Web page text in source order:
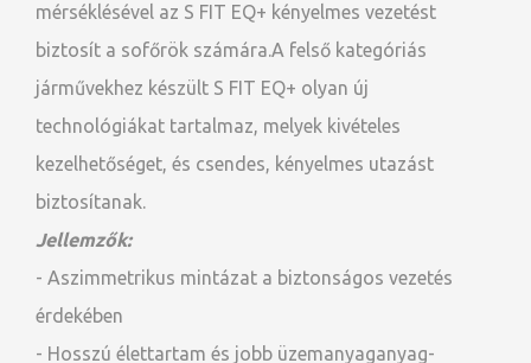
mérséklésével az S FIT EQ+ kényelmes vezetést
biztosít a sofőrök számára.A felső kategóriás
járművekhez készült S FIT EQ+ olyan új
technológiákat tartalmaz, melyek kivételes
kezelhetőséget, és csendes, kényelmes utazást
biztosítanak.
Jellemzők:
- Aszimmetrikus mintázat a biztonságos vezetés
érdekében
- Hosszú élettartam és jobb üzemanyaganyag-